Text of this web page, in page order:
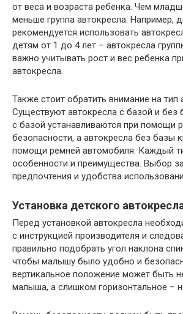
от веса и возраста ребенка. Чем
меньше группа автокресла. Например,
рекомендуется использовать
детям от 1 до 4 лет – автокресла
важно учитывать рост и вес ребенка
автокресла.
Также стоит обратить внимание на тип
Существуют автокресла с базой и без
с базой устанавливаются при помощи
безопасности, а автокресла без базы
помощи ремней автомобиля. Каждый
особенности и преимущества. Выбор
предпочтения и удобства
Установка детского
Перед установкой автокресла
с инструкцией производителя и
правильно подобрать угол наклона
чтобы малышу было удобно и
вертикальное положение может быть
малыша, а слишком горизонтальное –